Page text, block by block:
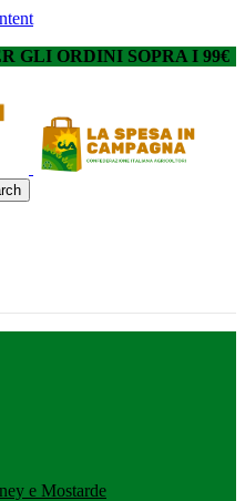
GLI ORDINI SOPRA I 99€
e Mostarde